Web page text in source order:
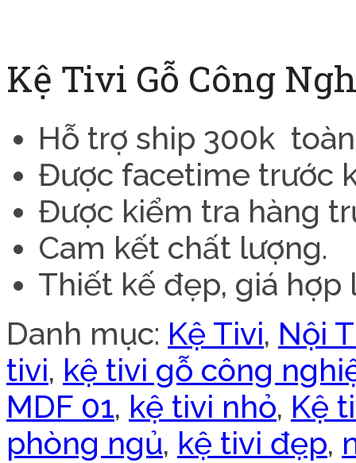
Kệ Tivi Gỗ Công
Hỗ trợ ship 300k
Được facetime trước
Được kiểm tra hàng
Cam kết chất lượng.
Thiết kế đẹp, giá hợp
Danh mục: Kệ Tivi, Nội
tivi, kệ tivi gỗ công
MDF 01, kệ tivi nhỏ, Kệ
phòng ngủ, kệ tivi đẹp,